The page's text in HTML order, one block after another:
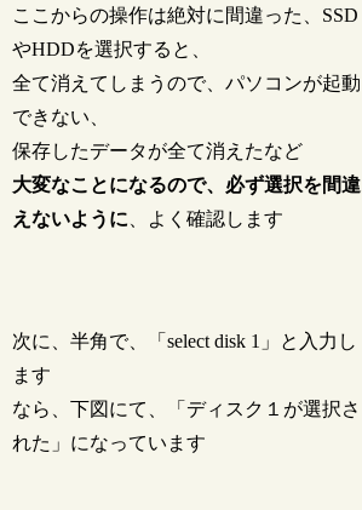
ここからの操作は絶対に間違った、SSD
やHDDを選択すると、
全て消えてしまうので、パソコンが起動
できない、
保存したデータが全て消えたなど
大変なことになるので、必ず選択を間違
えないように 、よく確認します
次に、半角で、「select disk 1」と入力し
ます
なら、下図にて、「ディスク１が選択さ
れた」になっています